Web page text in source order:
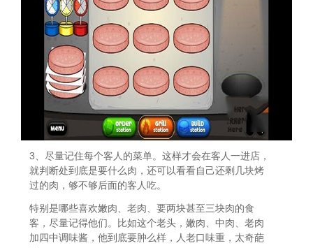
3、尽量记住每个客人的菜单。这样才会在客人一进店，
就判断处到底是要什么肉，还可以看看自己还剩几块烤
过的肉，够不够后面的客人吃。
特别是哪些喜欢嫩肉、老肉、要两块甚至三块肉的食
客，尽量记得他们。比如这个老头，嫩肉、中肉、老肉
加四中调味酱，他到底要肿么样，人老口味重，太奇葩